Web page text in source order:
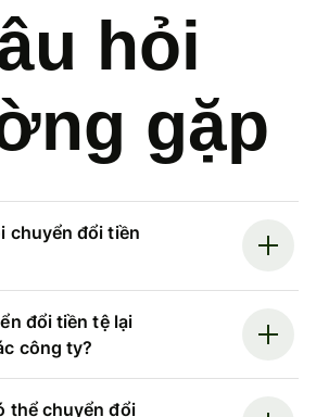
hỏi
gặp
chuyển đổi tiền
đổi tiền tệ lại
công ty?
thể chuyển đổi